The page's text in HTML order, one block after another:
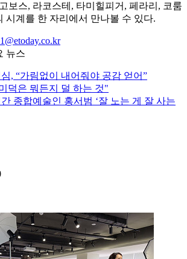
보스, 라코스테, 타미힐피거, 페라리, 코룸
시계를 한 자리에서 만나볼 수 있다.
뉴스
, “가림없이 내어줘야 공감 얻어”
덕은 뭐든지 덜 하는 것"
종합예술인 홍서범 ‘잘 노는 게 잘 사는